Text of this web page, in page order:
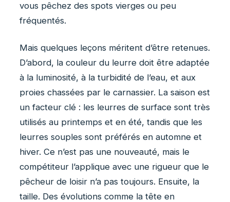
vous pêchez des spots vierges ou peu
fréquentés.
Mais quelques leçons méritent d’être retenues.
D’abord, la couleur du leurre doit être adaptée
à la luminosité, à la turbidité de l’eau, et aux
proies chassées par le carnassier. La saison est
un facteur clé : les leurres de surface sont très
utilisés au printemps et en été, tandis que les
leurres souples sont préférés en automne et
hiver. Ce n’est pas une nouveauté, mais le
compétiteur l’applique avec une rigueur que le
pêcheur de loisir n’a pas toujours. Ensuite, la
taille. Des évolutions comme la tête en